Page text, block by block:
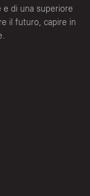
e di una superiore
il futuro, capire in